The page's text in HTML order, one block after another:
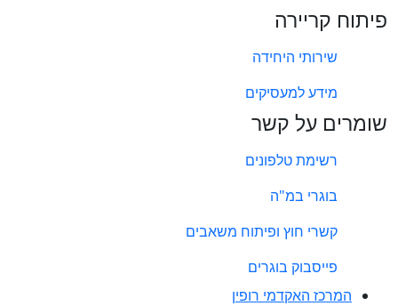
פיתוח קריירה
שירותי היחידה
מידע למעסיקים
שומרים על קשר
רשימת טלפונים
בוגרי במ"ה
קשרי חוץ ופיתוח משאבים
פייסבוק בוגרים
המרכז האקדמי רופין